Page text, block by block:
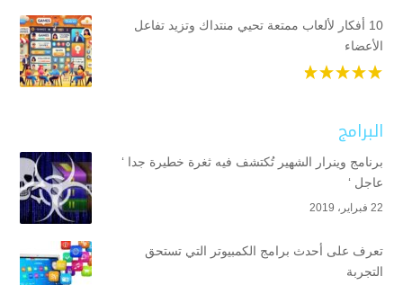
10 أفكار لألعاب ممتعة تحيي منتداك وتزيد تفاعل
الأعضاء
البرامج
برنامج وينرار الشهير تُكتشف فيه ثغرة خطيرة جدا ‘
عاجل ‘
22 فبراير، 2019
تعرف على أحدث برامج الكمبيوتر التي تستحق
التجربة